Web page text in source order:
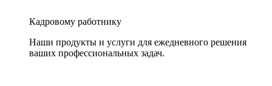
Кадровому работнику
Наши продукты и услуги для ежедневного решения
ваших профессиональных задач.